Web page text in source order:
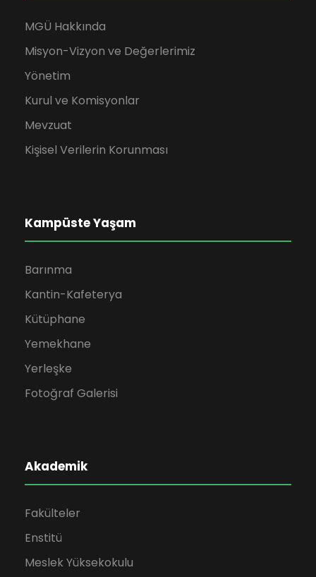
MGÜ Hakkında
Misyon-Vizyon ve Değerlerimiz
Yönetim
Kurul ve Komisyonlar
Mevzuat
Kişisel Verilerin Korunması
Kampüste Yaşam
Barınma
Kantin-Kafeterya
Kütüphane
Yemekhane
Yerleşke
Fotoğraf Galerisi
Akademik
Fakülteler
Enstitü
Meslek Yüksekokulu